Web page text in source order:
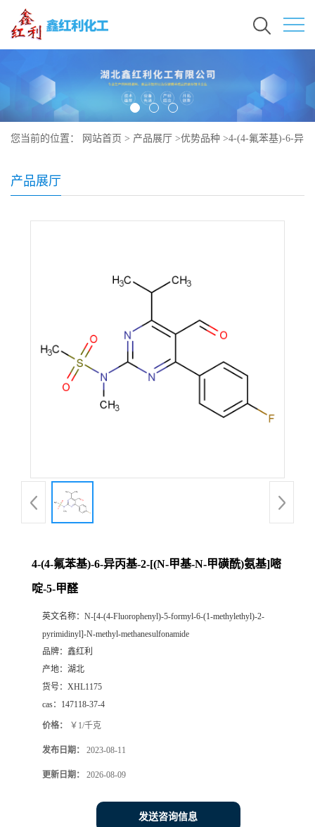
您当前的位置： 网站首页 > 产品展厅 >优势品种 >4-(4-氟苯基)-6-异
产品展厅
4-(4-氟苯基)-6-异丙基-2-[(N-甲基-N-甲磺酰)氨基]嘧
啶-5-甲醛
英文名称： N-[4-(4-Fluorophenyl)-5-formyl-6-(1-methylethyl)-2-
pyrimidinyl]-N-methyl-methanesulfonamide
品牌： 鑫红利
产地： 湖北
货号： XHL1175
cas： 147118-37-4
价格： ￥1/千克
发布日期： 2023-08-11
更新日期： 2026-08-09
发送咨询信息